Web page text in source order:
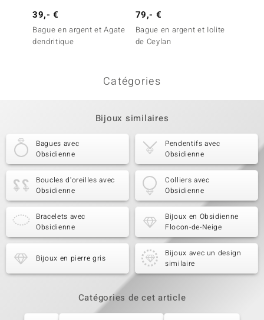
39,- €
Bague en argent et Agate
dendritique
79,- €
Bague en argent et Iolite
de Ceylan
Catégories
Bijoux similaires
Bagues avec
Obsidienne
Pendentifs avec
Obsidienne
Boucles d'oreilles avec
Obsidienne
Colliers avec
Obsidienne
Bracelets avec
Obsidienne
Bijoux en Obsidienne
Flocon-de-Neige
Bijoux en pierre gris
Bijoux avec un design
similaire
Catégories de cet article